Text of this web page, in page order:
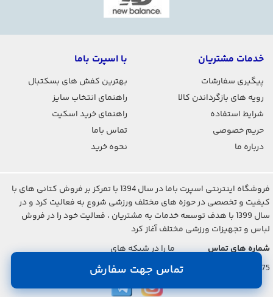
تماس جهت سفارش
خدمات مشتریان
پیگیری سفارشات
رویه های بازگرداندن کالا
شرایط استفاده
حریم خصوصی
درباره ما
با اسپرت باما
بهترین کفش های بسکتبال
راهنمای انتخاب سایز
راهنمای خرید اسکیت
تماس باما
نحوه خرید
فروشگاه اینترنتی اسپرت باما در سال 1394 با تمرکز بر فروش کتانی های با
کیفیت و تخصصی در حوزه های مختلف ورزشی شروع به فعالیت کرد و در
سال 1399 با هدف توسعه خدمات به مشتریان ، فعالیت خود را در فروش
لباس و تجهیزات ورزشی مختلف آغاز کرد
شماره های تماس
021-2842-7275
ما را در شبکه های
اجتماعی دنبال کنید